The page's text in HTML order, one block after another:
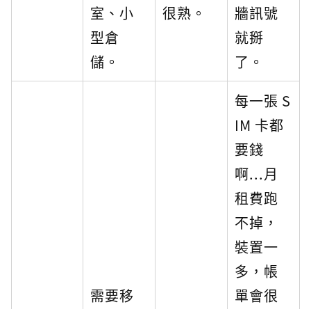
室、小
型倉
儲。
很熟。
牆訊號
就掰
了。
需要移
每一張 S
IM 卡都
要錢
啊...月
租費跑
不掉，
裝置一
多，帳
單會很